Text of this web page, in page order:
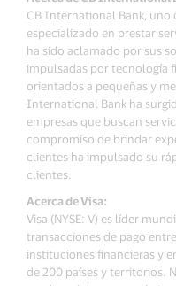
CB International Bank, uno
especializado en prestar
ha sido aclamado por sus
impulsadas por tecnología
orientados a pequeñas y
International Bank ha
empresas que buscan
compromiso de brindar
clientes ha impulsado su
clientes.
Acerca de Visa:
Visa (NYSE: V) es líder
transacciones de pago
instituciones financieras y
de 200 países y territorios.